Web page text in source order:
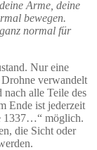
Arme, deine
bewegen.
normal für
Nur eine
verwandelt
alle Teile des
Ende ist jederzeit
1337…“ möglich.
die Sicht oder